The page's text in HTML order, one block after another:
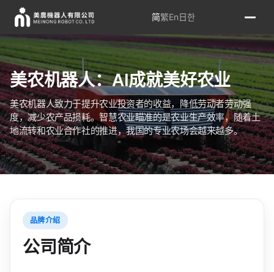
简繁En日한
美农机器人：AI成就美好农业
美农机器人致力于提升农业投资者的收益，降低劳动者劳动强
度，减少农产品损耗。智慧农业瞄准的是农业生产效率，随着土
地流转和农业合作社的推进，我国的专业农场会越来越多。
品牌介绍
公司简介